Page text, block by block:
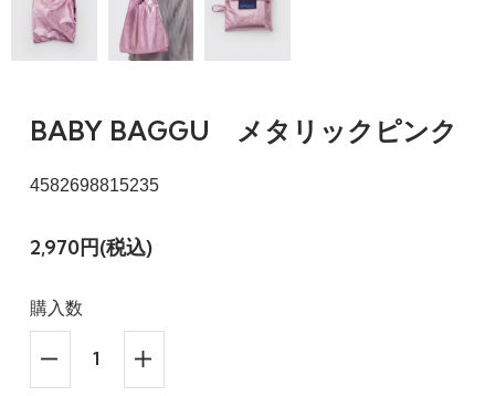
BABY BAGGU メタリックピンク
4582698815235
2,970円(税込)
購入数